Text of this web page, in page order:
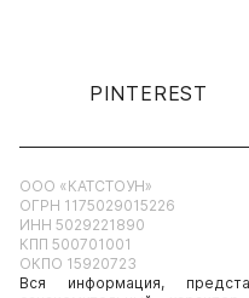
PINTEREST
ООО «КАТСТОУН»
ОГРН 1175029015226
ИНН 5029221890
КПП 500701001
ОКПО 15920723
Вся информация,